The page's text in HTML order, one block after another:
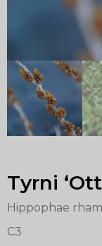
Tyrni
Hippophae
C3